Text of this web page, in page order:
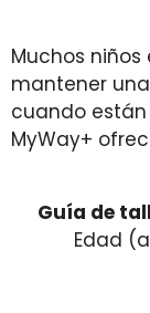
Muchos
mantener
cuando están
MyWay+
Guía de
Edad